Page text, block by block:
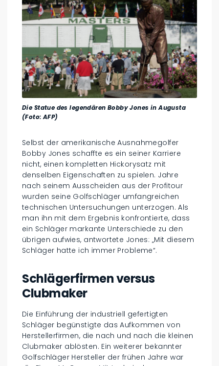
Die Statue des legendären Bobby Jones in Augusta
(Foto: AFP)
Selbst der amerikanische Ausnahmegolfer
Bobby Jones schaffte es ein seiner Karriere
nicht, einen kompletten Hickorysatz mit
denselben Eigenschaften zu spielen. Jahre
nach seinem Ausscheiden aus der Profitour
wurden seine Golfschläger umfangreichen
technischen Untersuchungen unterzogen. Als
man ihn mit dem Ergebnis konfrontierte, dass
ein Schläger markante Unterschiede zu den
übrigen aufwies, antwortete Jones: „Mit diesem
Schläger hatte ich immer Probleme“.
Schlägerfirmen versus
Clubmaker
Die Einführung der industriell gefertigten
Schläger begünstigte das Aufkommen von
Herstellerfirmen, die nach und nach die kleinen
Clubmaker ablösten. Ein weiterer bekannter
Golfschläger Hersteller der frühen Jahre war